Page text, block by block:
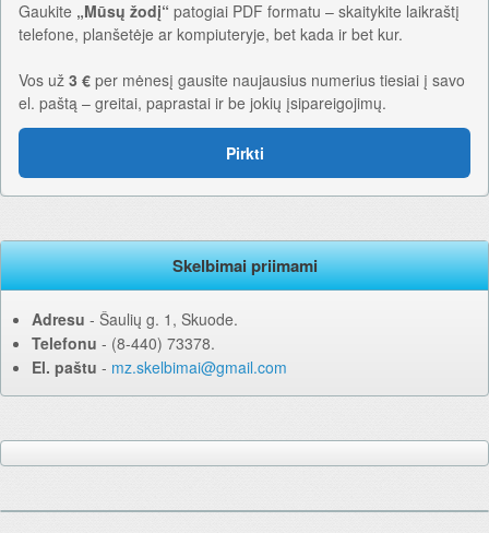
Gaukite „Mūsų žodį“ patogiai PDF formatu – skaitykite laikraštį
telefone, planšetėje ar kompiuteryje, bet kada ir bet kur.
Vos už 3 € per mėnesį gausite naujausius numerius tiesiai į savo
el. paštą – greitai, paprastai ir be jokių įsipareigojimų.
Pirkti
Skelbimai priimami
Adresu ‐ Šaulių g. 1, Skuode.
Telefonu ‐ (8-440) 73378.
El. paštu ‐ mz.skelbimai@gmail.com